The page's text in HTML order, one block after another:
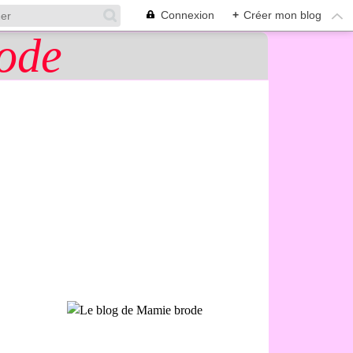
Connexion + Créer mon blog